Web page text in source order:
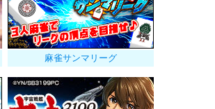
麻雀サンマリーグ